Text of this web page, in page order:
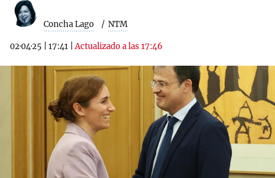
Concha Lago NTM
02·04·25 17:41 |Actualizado a las 17:46